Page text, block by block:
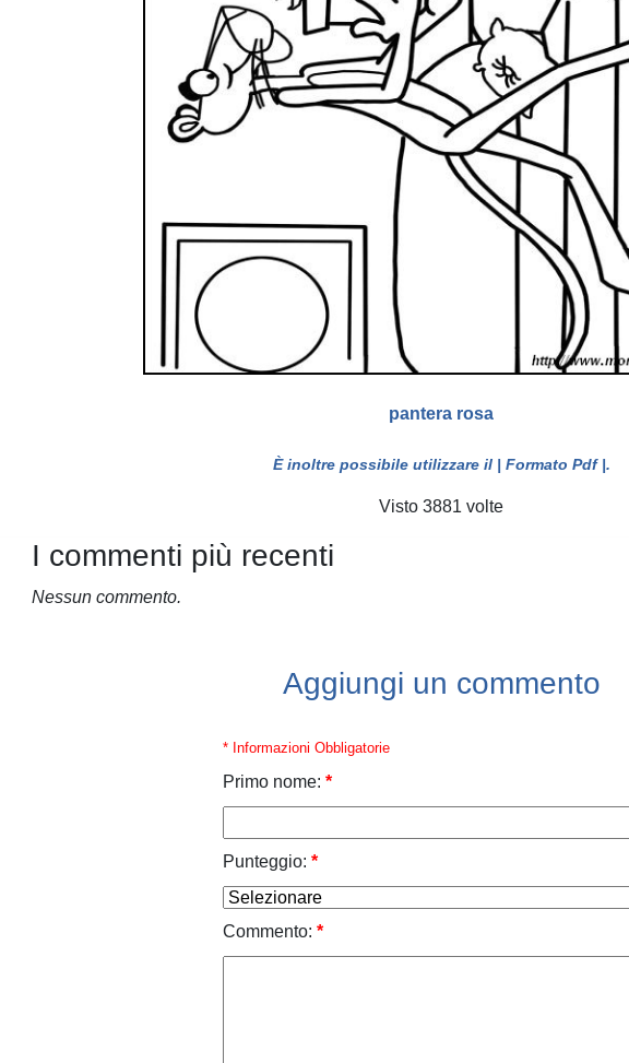
pantera rosa
È inoltre possibile utilizzare il | Formato Pdf |.
Visto 3881 volte
I commenti più recenti
Nessun commento.
Aggiungi un commento
* Informazioni Obbligatorie
Primo nome: *
Punteggio: *
Commento: *